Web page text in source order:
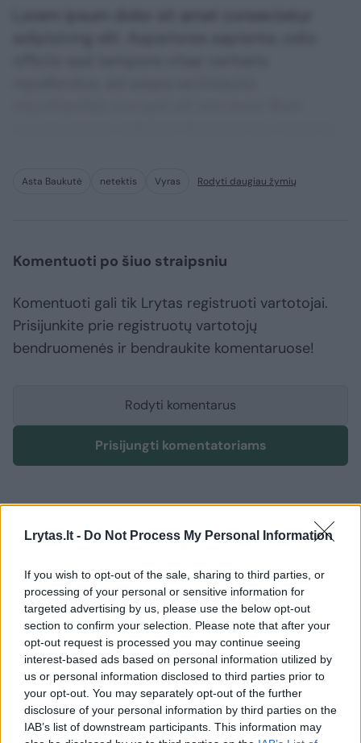
Lrytas.lt - Do Not Process My Personal Information
If you wish to opt-out of the sale, sharing to third parties, or
processing of your personal or sensitive information for
targeted advertising by us, please use the below opt-out
section to confirm your selection. Please note that after your
opt-out request is processed you may continue seeing
interest-based ads based on personal information utilized by
us or personal information disclosed to third parties prior to
your opt-out. You may separately opt-out of the further
disclosure of your personal information by third parties on the
IAB’s list of downstream participants. This information may
Asta Baukutė netektis Vyras Rodyti daugiau žymių
Komentuoti po šiuo straipsniu
Komentuoti gali tik Lrytas registruoti vartotojai.
Prisijunkite prie registruotų vartotojų
bendruomenės ir bendraukite komentaruose!
Rodyti komentarus
Prisijungti komentatoriams
Žmonės Veidai ir vardai